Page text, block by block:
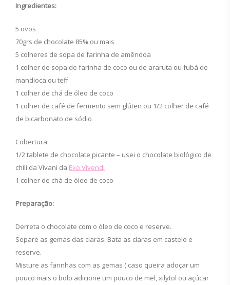
Ingredientes:
5 ovos
70grs de chocolate 85% ou mais
5 colheres de sopa de farinha de amêndoa
1 colher de sopa de farinha de coco ou de araruta ou fubá de
mandioca ou teff
1 colher de chá de óleo de coco
1 colher de café de fermento sem glúten ou 1/2 colher de café
de bicarbonato de sódio
Cobertura:
1/2 tablete de chocolate picante – usei o chocolate biológico de
chili da Vivani da Eko Vivendi
1 colher de chá de óleo de coco
Preparação:
Derreta o chocolate com o óleo de coco e reserve.
Separe as gemas das claras. Bata as claras em castelo e
reserve.
Misture as farinhas com as gemas ( caso queira adoçar um
pouco mais o bolo adicione um pouco de mel, xilytol ou açúcar